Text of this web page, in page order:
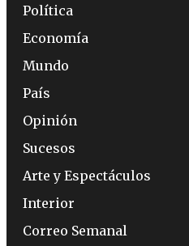
Política
Economía
Mundo
País
Opinión
Sucesos
Arte y Espectáculos
Interior
Correo Semanal